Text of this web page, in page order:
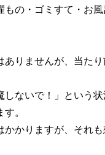
もの・ゴミすて・お
ありませんが、当た
しないで！」という
。
かかりますが、それ